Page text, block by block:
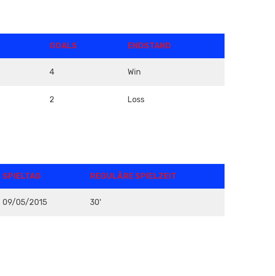
GOALS ENDSTAND
4 Win
2 Loss
SPIELTAG REGULÄRE SPIELZEIT
09/05/2015 30'